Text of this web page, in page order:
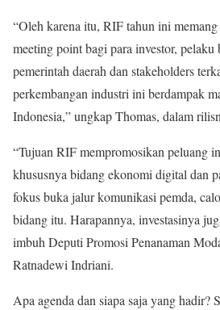
“Oleh karena itu, RIF tahun ini
meeting point bagi para investor, pelaku
pemerintah daerah dan stakeholders
perkembangan industri ini berdampak
Indonesia,” ungkap Thomas, dalam
“Tujuan RIF mempromosikan peluang
khususnya bidang ekonomi digital dan
fokus buka jalur komunikasi pemda,
bidang itu. Harapannya, investasinya
imbuh Deputi Promosi Penanaman
Ratnadewi Indriani.
Apa agenda dan siapa saja yang hadir?